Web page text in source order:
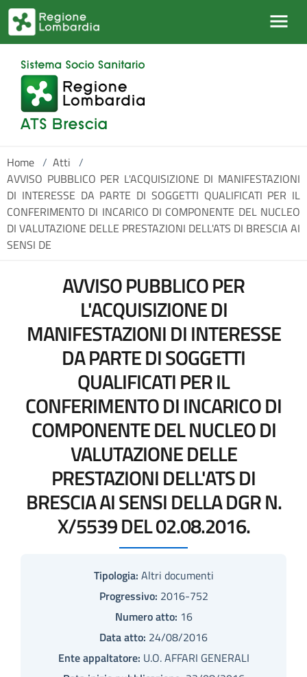
Salta al contenuto principale
Home / Atti /
AVVISO PUBBLICO PER L'ACQUISIZIONE DI MANIFESTAZIONI
DI INTERESSE DA PARTE DI SOGGETTI QUALIFICATI PER IL
CONFERIMENTO DI INCARICO DI COMPONENTE DEL NUCLEO
DI VALUTAZIONE DELLE PRESTAZIONI DELL'ATS DI BRESCIA AI
SENSI DE
AVVISO PUBBLICO PER
L'ACQUISIZIONE DI
MANIFESTAZIONI DI INTERESSE
DA PARTE DI SOGGETTI
QUALIFICATI PER IL
CONFERIMENTO DI INCARICO DI
COMPONENTE DEL NUCLEO DI
VALUTAZIONE DELLE
PRESTAZIONI DELL'ATS DI
BRESCIA AI SENSI DELLA DGR N.
X/5539 DEL 02.08.2016.
Tipologia: Altri documenti
Progressivo: 2016-752
Numero atto: 16
Data atto: 24/08/2016
Ente appaltatore: U.O. AFFARI GENERALI